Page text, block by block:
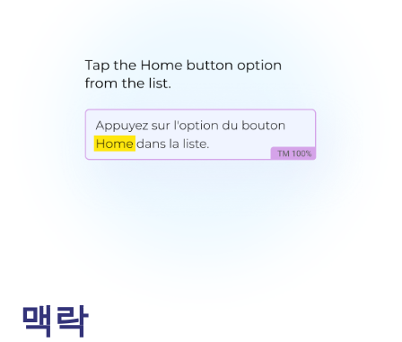
맥락